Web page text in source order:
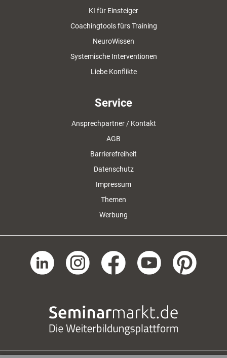
KI für Einsteiger
Coachingtools fürs Training
NeuroWissen
Systemische Interventionen
Liebe Konflikte
Service
Ansprechpartner / Kontakt
AGB
Barrierefreiheit
Datenschutz
Impressum
Themen
Werbung